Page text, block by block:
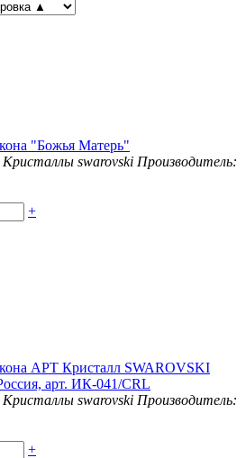
"Божья Матерь"
swarovski Производитель:
+
АРТ Кристалл SWAROVSKI
арт. ИК-041/CRL
swarovski Производитель:
+